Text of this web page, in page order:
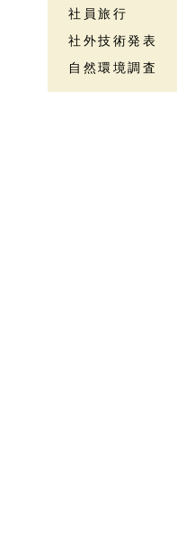
社員旅行
社外技術発表
自然環境調査